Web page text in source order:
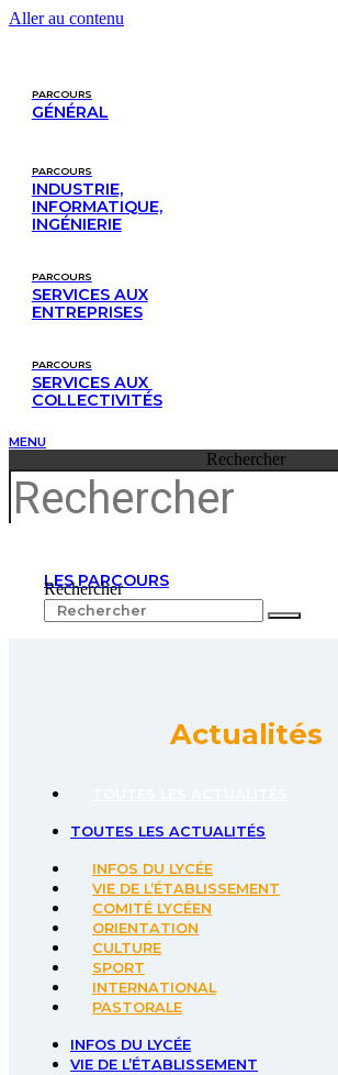
Aller au contenu
PARCOURS
GÉNÉRAL
PARCOURS
INDUSTRIE,
INFORMATIQUE,
INGÉNIERIE
PARCOURS
SERVICES AUX
ENTREPRISES
PARCOURS
SERVICES AUX
COLLECTIVITÉS
MENU
Rechercher
LES PARCOURS
Rechercher
Actualités
TOUTES LES ACTUALITÉS
INFOS DU LYCÉE
VIE DE L’ÉTABLISSEMENT
COMITÉ LYCÉEN
ORIENTATION
CULTURE
SPORT
INTERNATIONAL
PASTORALE
INFOS DU LYCÉE
VIE DE L’ÉTABLISSEMENT